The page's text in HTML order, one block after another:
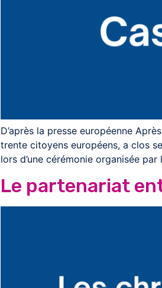
D’après la presse européenne
trente citoyens européens, a clos
lors d’une cérémonie organisée
Le partenariat